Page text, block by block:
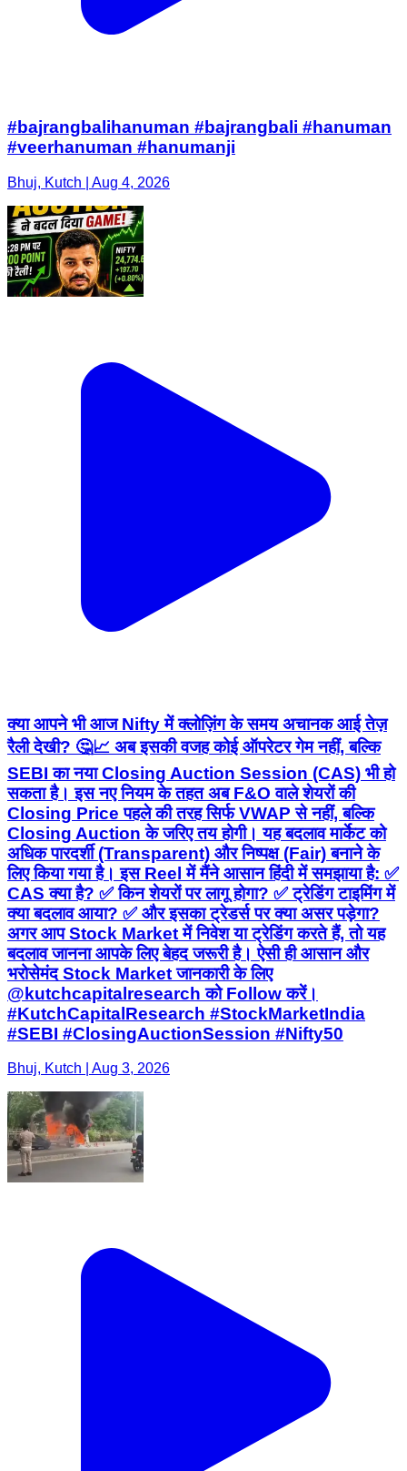
#bajrangbalihanuman #bajrangbali #hanuman
#veerhanuman #hanumanji
Bhuj, Kutch | Aug 4, 2026
क्या आपने भी आज Nifty में क्लोज़िंग के समय अचानक आई तेज़
रैली देखी? 🤔📈 अब इसकी वजह कोई ऑपरेटर गेम नहीं, बल्कि
SEBI का नया Closing Auction Session (CAS) भी हो
सकता है। इस नए नियम के तहत अब F&O वाले शेयरों की
Closing Price पहले की तरह सिर्फ VWAP से नहीं, बल्कि
Closing Auction के जरिए तय होगी। यह बदलाव मार्केट को
अधिक पारदर्शी (Transparent) और निष्पक्ष (Fair) बनाने के
लिए किया गया है। इस Reel में मैंने आसान हिंदी में समझाया है: ✅
CAS क्या है? ✅ किन शेयरों पर लागू होगा? ✅ ट्रेडिंग टाइमिंग में
क्या बदलाव आया? ✅ और इसका ट्रेडर्स पर क्या असर पड़ेगा?
अगर आप Stock Market में निवेश या ट्रेडिंग करते हैं, तो यह
बदलाव जानना आपके लिए बेहद जरूरी है। ऐसी ही आसान और
भरोसेमंद Stock Market जानकारी के लिए
@kutchcapitalresearch को Follow करें।
#KutchCapitalResearch #StockMarketIndia
#SEBI #ClosingAuctionSession #Nifty50
Bhuj, Kutch | Aug 3, 2026